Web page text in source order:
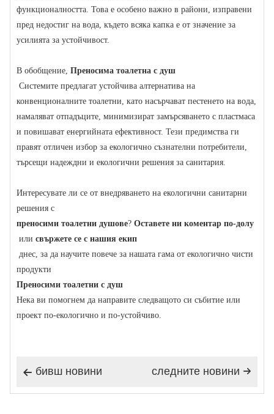
функционалността. Това е особено важно в райони, изправени
пред недостиг на вода, където всяка капка е от значение за
усилията за устойчивост.
В обобщение, Преносима тоалетна с душ
Системите предлагат устойчива алтернатива на
конвенционалните тоалетни, като насърчават пестенето на вода,
намаляват отпадъците, минимизират замърсяването с пластмаса
и повишават енергийната ефективност. Тези предимства ги
правят отличен избор за екологично съзнателни потребители,
търсещи надеждни и екологични решения за санитария.
Интересувате ли се от внедряването на екологични санитарни
решения с
преносими тоалетни душове? Оставете ни коментар по-долу
или свържете се с нашия екип
днес, за да научите повече за нашата гама от екологично чисти
продукти
Преносими тоалетни с душ
Нека ви помогнем да направите следващото си събитие или
проект по-екологично и по-устойчиво.
 бивш новини 
следните новини